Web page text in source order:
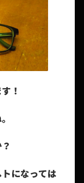
！
になっては